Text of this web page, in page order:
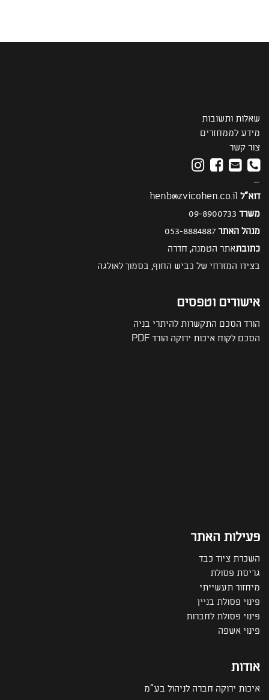
שאלות ותשובות
מידע לממחזרים
צור קשר
—
דוא"ל henb@zvicohen.co.il
משרד 09-8900733
מנהל האתר053-8884887
כתובתאתר הטמנה, חדרה
בצידו המזרחי של כביש החוף, בסמוך לאולגה
אישורים וטפסים
הורד הסכם התקשרות להיתרי בניה
הסכם לקוח איכות ירוקה הורד PDF
פעילות האתר
השכרת ציוד כבד
גריסת פסולת
מיחזור תעשייתי
פינוי פסולת בניין
פינוי פסולת לחברות
פינוי אשפה
אודות
איכות ירוקה חברה לניהול בע"מ